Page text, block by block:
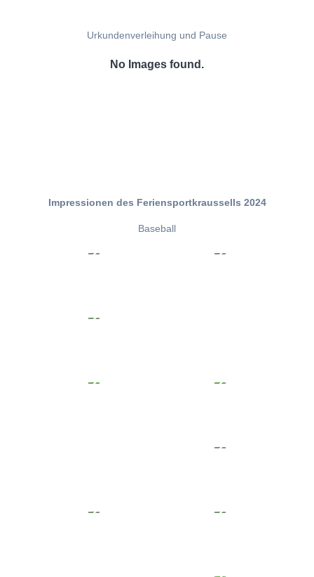
Urkundenverleihung und Pause
No Images found.
Impressionen des Feriensportkraussells 2024
Baseball